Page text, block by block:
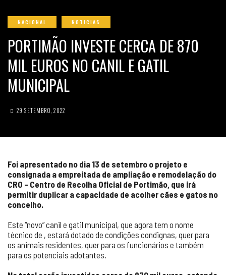
NACIONAL NOTICIAS
PORTIMÃO INVESTE CERCA DE 870
MIL EUROS NO CANIL E GATIL
MUNICIPAL
29 SETEMBRO, 2022
Foi apresentado no dia 13 de setembro o projeto e
consignada a empreitada de ampliação e remodelação do
CRO – Centro de Recolha Oficial de Portimão, que irá
permitir duplicar a capacidade de acolher cães e gatos no
concelho.
Este “novo” canil e gatil municipal, que agora tem o nome
técnico de , estará dotado de condições condignas, quer para
os animais residentes, quer para os funcionários e também
para os potenciais adotantes.